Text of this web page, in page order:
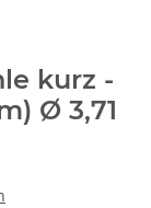
kurz -
Ø 3,71